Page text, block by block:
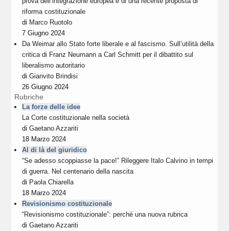
riforma costituzionale
di Marco Ruotolo
7 Giugno 2024
Da Weimar allo Stato forte liberale e al fascismo. Sull’utilità della
critica di Franz Neumann a Carl Schmitt per il dibattito sul
liberalismo autoritario
diGianvito Brindisi
26 Giugno 2024
Rubriche
La forze delle idee
La Corte costituzionale nella società
diGaetano Azzariti
18 Marzo 2024
Al di là del giuridico
“Se adesso scoppiasse la pace!” Rileggere Italo Calvino in tempi
di guerra. Nel centenario della nascita
di Paola Chiarella
18 Marzo 2024
Revisionismo costituzionale
“Revisionismo costituzionale”: perché una nuova rubrica
diGaetano Azzariti